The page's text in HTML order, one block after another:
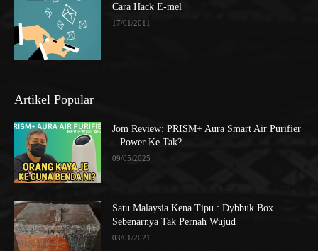
Cara Hack E-mel
17/01/2011
Artikel Popular
Jom Review: PRISM+ Aura Smart Air Purifier
– Power Ke Tak?
09/05/2025
Satu Malaysia Kena Tipu : Dybbuk Box
Sebenarnya Tak Pernah Wujud
03/01/2021